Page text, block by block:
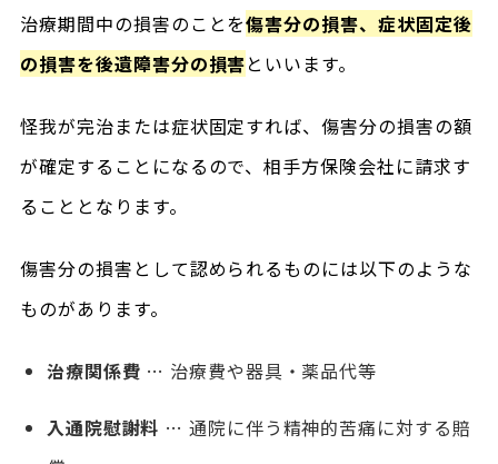
治療期間中の損害のことを傷害分の損害、症状固定後
の損害を後遺障害分の損害といいます。
怪我が完治または症状固定すれば、傷害分の損害の額
が確定することになるので、相手方保険会社に請求す
ることとなります。
傷害分の損害として認められるものには以下のような
ものがあります。
治療関係費 … 治療費や器具・薬品代等
入通院慰謝料 … 通院に伴う精神的苦痛に対する賠